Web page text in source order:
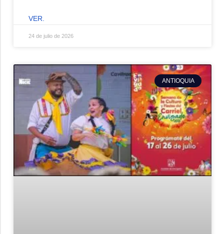
VER.
24 de julio de 2026
ANTIOQUIA